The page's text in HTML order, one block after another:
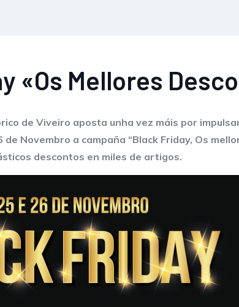
«Os Mellores
de Viveiro aposta unha vez máis por
Novembro a campaña “Black Friday, Os
descontos en miles de artigos.